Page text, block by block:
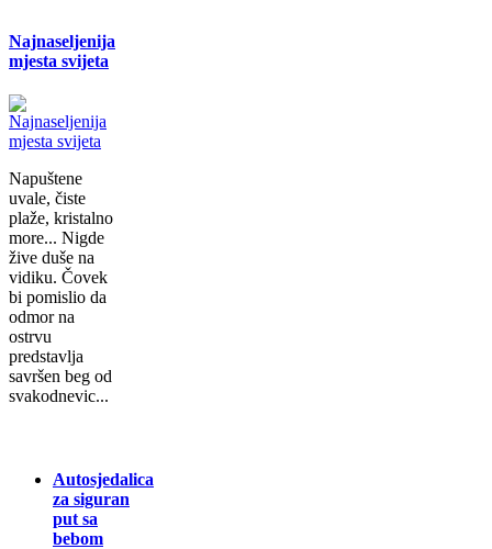
Najnaseljenija
mjesta svijeta
Napuštene
uvale, čiste
plaže, kristalno
more... Nigde
žive duše na
vidiku. Čovek
bi pomislio da
odmor na
ostrvu
predstavlja
savršen beg od
svakodnevic...
Autosjedalica
za siguran
put sa
bebom